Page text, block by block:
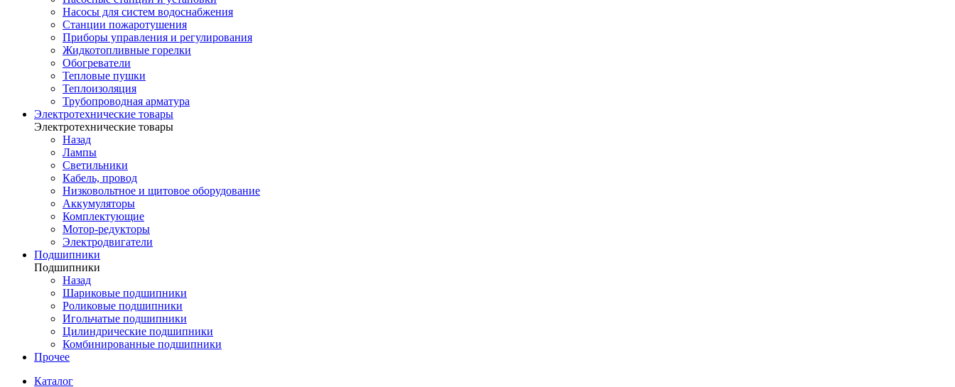
Насосы для систем водоснабжения
Станции пожаротушения
Приборы управления и регулирования
Жидкотопливные горелки
Обогреватели
Тепловые пушки
Теплоизоляция
Трубопроводная арматура
Электротехнические товары
Электротехнические товары
Назад
Лампы
Светильники
Кабель, провод
Низковольтное и щитовое оборудование
Аккумуляторы
Комплектующие
Мотор-редукторы
Электродвигатели
Подшипники
Подшипники
Назад
Шариковые подшипники
Роликовые подшипники
Игольчатые подшипники
Цилиндрические подшипники
Комбинированные подшипники
Прочее
Каталог